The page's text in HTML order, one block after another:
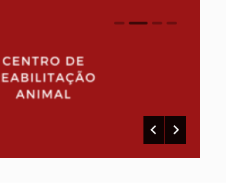
0 1 2